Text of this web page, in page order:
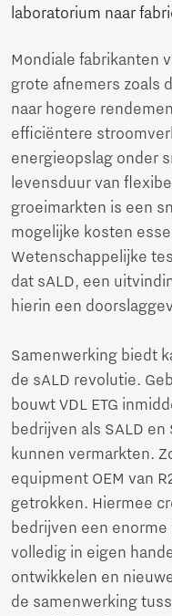
laboratorium naar
Mondiale fabrikanten
grote afnemers zoals
naar hogere
efficiëntere
energieopslag onder
levensduur van
groeimarkten is een
mogelijke kosten
Wetenschappelijke
dat sALD, een
hierin een
Samenwerking biedt
de sALD revolutie.
bouwt VDL ETG
bedrijven als SALD
kunnen vermarkten.
equipment OEM van
getrokken. Hiermee
bedrijven een
volledig in eigen
ontwikkelen en
de samenwerking